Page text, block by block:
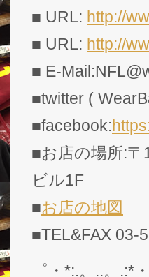
■ URL: http://
■ URL: http://
■ E-
■twitter (
■facebook:
■お店の場所:
ビル1F
■お店の地図
■TEL&FAX 03-
゜・*:.。..。.:*